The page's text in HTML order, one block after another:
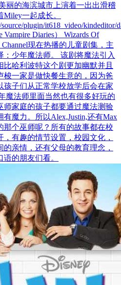
丽的海滨城市上演着一出出滑稽
一起成长。
plugin/it618_video/kindeditor/
Diaries） Wizards Of
Channel现在热播的儿童剧集，主
：少年魔法师。 该剧将魔法引入
比哈利波特这个剧更加幽默并且
梭一家是做快餐生意的，因为爸
孩子们从正常学校放学后会在家
魔法师里面当然也有很多好玩的
师家庭的孩子都要通过魔法测验
魔力。所以Alex,Justin,还有Max
那个巫师呢？所有的故事都在校
有趣的情节设置，校园文化，
亲情，还有父母的教育理念，
的朋友们看。